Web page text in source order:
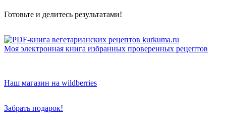
Готовьте и делитесь результатами!
Моя электронная книга избранных проверенных рецептов
Наш магазин на wildberries
Забрать подарок!